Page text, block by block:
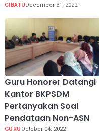
CIBATUDecember 31, 2022
Guru Honorer Datangi
Kantor BKPSDM
Pertanyakan Soal
Pendataan Non-ASN
GURU October 04, 2022